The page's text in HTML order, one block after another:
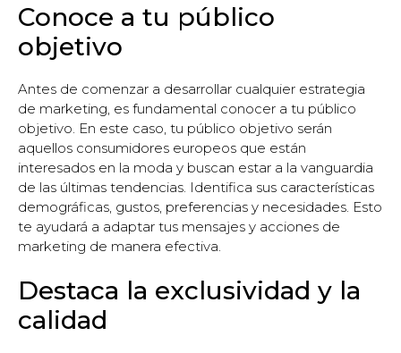
Conoce a tu público
objetivo
Antes de comenzar a desarrollar cualquier estrategia
de marketing, es fundamental conocer a tu público
objetivo. En este caso, tu público objetivo serán
aquellos consumidores europeos que están
interesados en la moda y buscan estar a la vanguardia
de las últimas tendencias. Identifica sus características
demográficas, gustos, preferencias y necesidades. Esto
te ayudará a adaptar tus mensajes y acciones de
marketing de manera efectiva.
Destaca la exclusividad y la
calidad